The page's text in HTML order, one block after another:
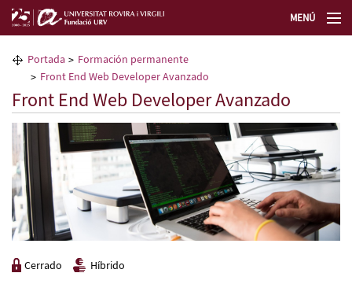
MENÚ
La Fundación URV
Formación permanente
Transferencia de tecnología
Selecciona un idioma
Portada
Formación permanente
Front End Web Developer Avanzado
Front End Web Developer Avanzado
Cerrado Híbrido